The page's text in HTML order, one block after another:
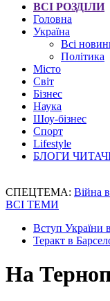
ВСІ РОЗДІЛИ
Головна
Україна
Всі
Політика
Місто
Світ
Бізнес
Наука
Шоу-бізнес
Спорт
Lifestyle
БЛОГИ
СПЕЦТЕМА: Війна в
ВСІ ТЕМИ
Вступ України
Теракт в
На